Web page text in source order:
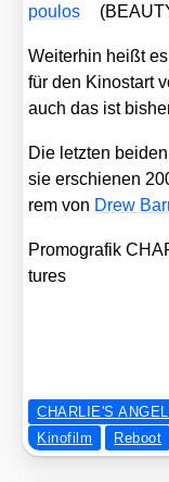
pou­los
Wei­ter­hin heißt
für den Kino­start
auch das ist
Die letz­ten
sie erschie­nen
rem von Drew
Pro­mo­gra­fik
tures
CHARLIE'S
Kinofilm
Reboot